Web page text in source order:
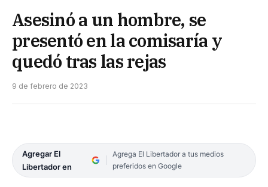
Asesinó a un hombre, se
presentó en la comisaría y
quedó tras las rejas
9 de febrero de 2023
Agregar El
Libertador en
Agrega El Libertador a tus medios
preferidos en Google